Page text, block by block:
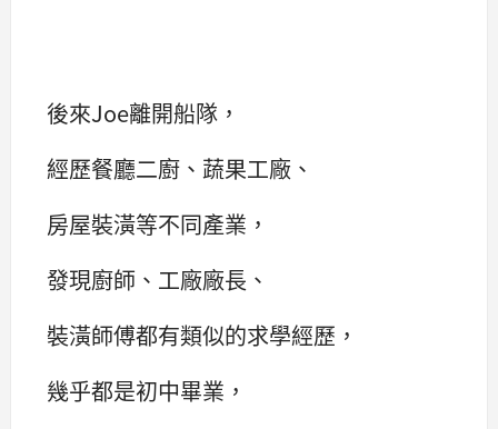
後來Joe離開船隊，
經歷餐廳二廚、蔬果工廠、
房屋裝潢等不同產業，
發現廚師、工廠廠長、
裝潢師傅都有類似的求學經歷，
幾乎都是初中畢業，